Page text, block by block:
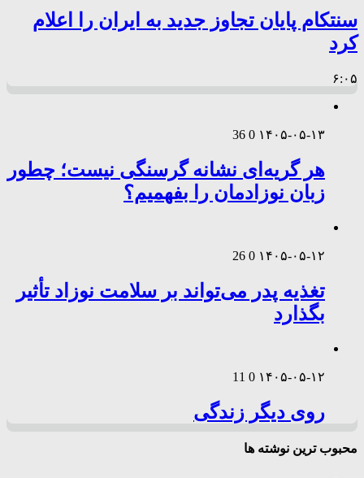
سنتکام پایان تجاوز جدید به ایران را اعلام
کرد
۶:۰۵
۱۴۰۵-۰۵-۱۳ 0
36
هر گریه‌ای نشانه گرسنگی نیست؛ چطور
زبان نوزادمان را بفهمیم؟
۱۴۰۵-۰۵-۱۲ 0
26
تغذیه پدر می‌تواند بر سلامت نوزاد تأثیر
بگذارد
۱۴۰۵-۰۵-۱۲ 0
11
روی دیگر زندگی
محبوب ترین نوشته ها